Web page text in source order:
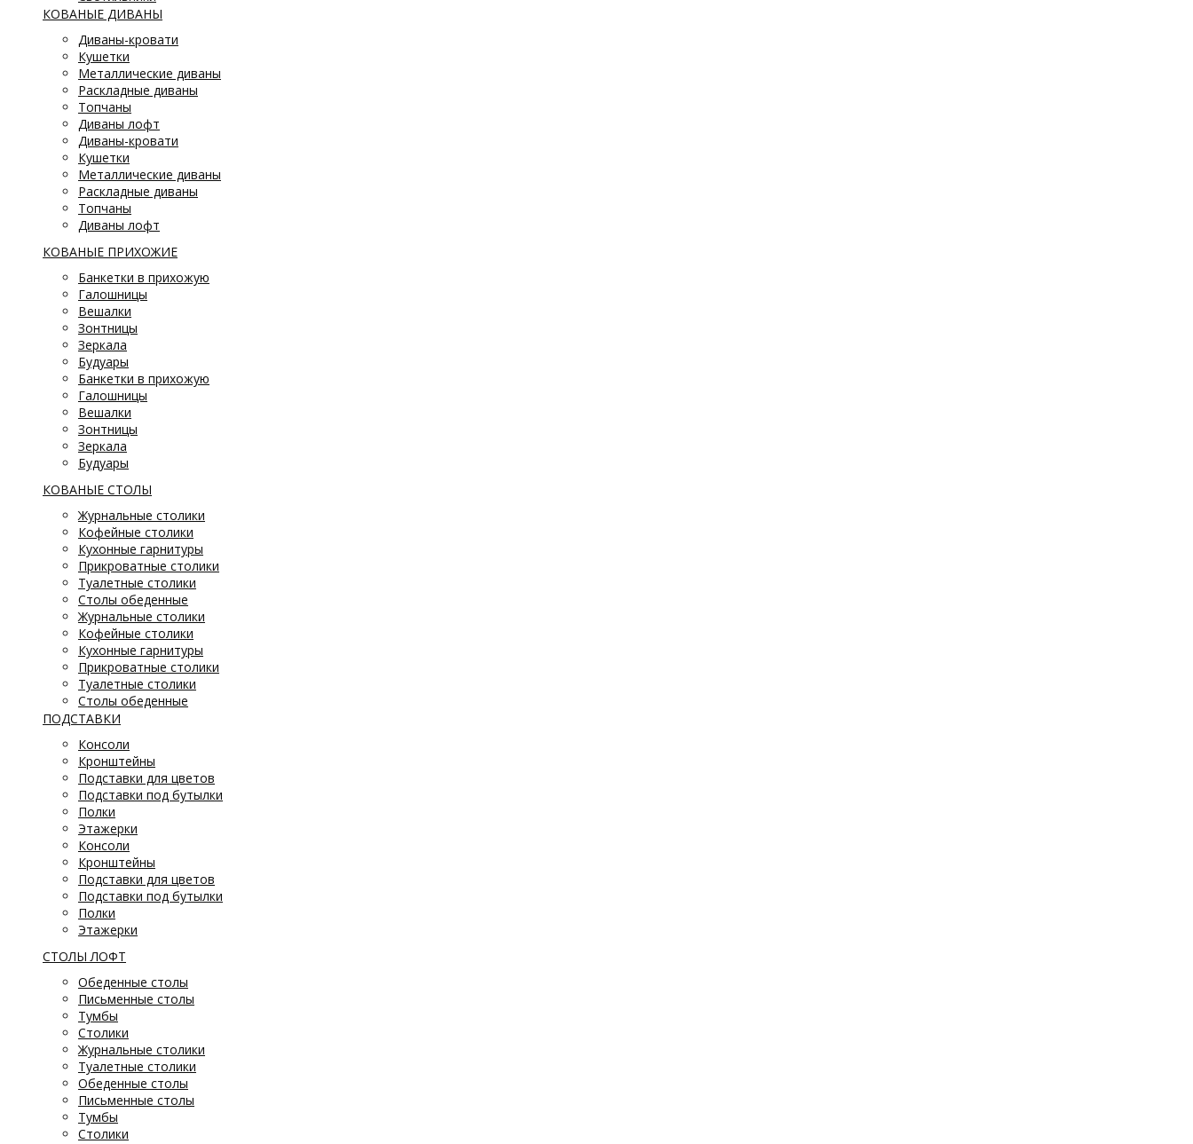
КОВАНЫЕ ДИВАНЫ
Диваны-кровати
Кушетки
Металлические диваны
Раскладные диваны
Топчаны
Диваны лофт
Диваны-кровати
Кушетки
Металлические диваны
Раскладные диваны
Топчаны
Диваны лофт
КОВАНЫЕ ПРИХОЖИЕ
Банкетки в прихожую
Галошницы
Вешалки
Зонтницы
Зеркала
Будуары
Банкетки в прихожую
Галошницы
Вешалки
Зонтницы
Зеркала
Будуары
КОВАНЫЕ СТОЛЫ
Журнальные столики
Кофейные столики
Кухонные гарнитуры
Прикроватные столики
Туалетные столики
Столы обеденные
Журнальные столики
Кофейные столики
Кухонные гарнитуры
Прикроватные столики
Туалетные столики
Столы обеденные
ПОДСТАВКИ
Консоли
Кронштейны
Подставки для цветов
Подставки под бутылки
Полки
Этажерки
Консоли
Кронштейны
Подставки для цветов
Подставки под бутылки
Полки
Этажерки
СТОЛЫ ЛОФТ
Обеденные столы
Письменные столы
Тумбы
Столики
Журнальные столики
Туалетные столики
Обеденные столы
Письменные столы
Тумбы
Столики